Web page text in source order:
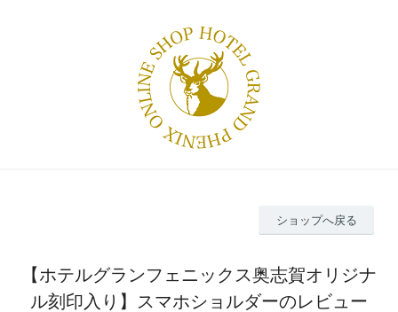
ショップへ戻る
【ホテルグランフェニックス奥志賀オリジナ
ル刻印入り】スマホショルダーのレビュー